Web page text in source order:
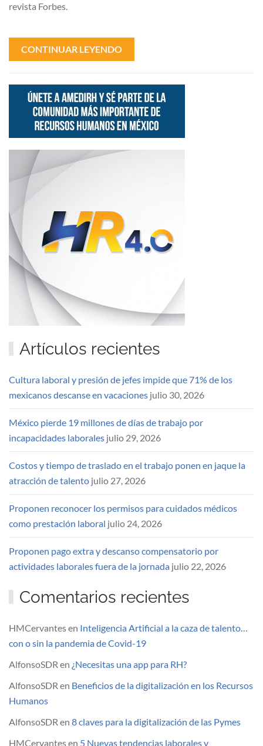
revista Forbes.
CONTINUAR LEYENDO
Artículos recientes
Cultura laboral y presión de jefes impide que 71% de los
mexicanos descanse en vacaciones julio 30, 2026
México pierde 19 millones de días de trabajo por
incapacidades laborales julio 29, 2026
Costos y tiempo de traslado en el trabajo ponen en jaque la
atracción de talento julio 27, 2026
Proponen reconocer los permisos para cuidados médicos
como prestación laboral julio 24, 2026
Proponen pago extra y descanso compensatorio por
actividades laborales fuera de la jornada julio 22, 2026
Comentarios recientes
HMCervantesen Inteligencia Artificial a la caza de talento…
con o sin la pandemia de Covid-19
AlfonsoSDR en ¿Necesitas una app para RH?
AlfonsoSDR en Beneficios de la digitalización en los Recursos
Humanos
AlfonsoSDR en 8 claves para la digitalización de las Pymes
HMCervantesen 5 Nuevas tendencias laborales y